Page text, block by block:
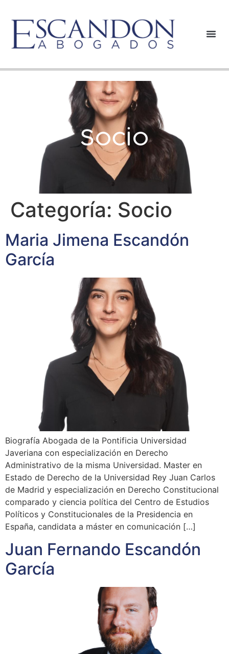
Socio
Categoría: Socio
Maria Jimena Escandón
García
Biografía Abogada de la Pontificia Universidad
Javeriana con especialización en Derecho
Administrativo de la misma Universidad. Master en
Estado de Derecho de la Universidad Rey Juan Carlos
de Madrid y especialización en Derecho Constitucional
comparado y ciencia política del Centro de Estudios
Políticos y Constitucionales de la Presidencia en
España, candidata a máster en comunicación […]
Juan Fernando Escandón
García